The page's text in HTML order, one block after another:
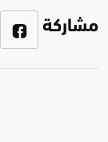
مشاركة